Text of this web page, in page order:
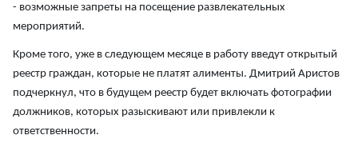
- возможные запреты на посещение развлекательных
мероприятий.
Кроме того, уже в следующем месяце в работу введут открытый
реестр граждан, которые не платят алименты. Дмитрий Аристов
подчеркнул, что в будущем реестр будет включать фотографии
должников, которых разыскивают или привлекли к
ответственности.